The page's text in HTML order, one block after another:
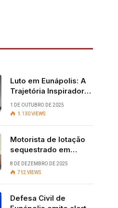
Luto em Eunápolis: A
Trajetória Inspiradora
da ex-vereadora Ruth
Contadora
1 DE OUTUBRO DE 2025
1.130VIEWS
Motorista de lotação
sequestrado em
Eunápolis é
encontrado com vida
8 DE DEZEMBRO DE 2025
712 VIEWS
Defesa Civil de